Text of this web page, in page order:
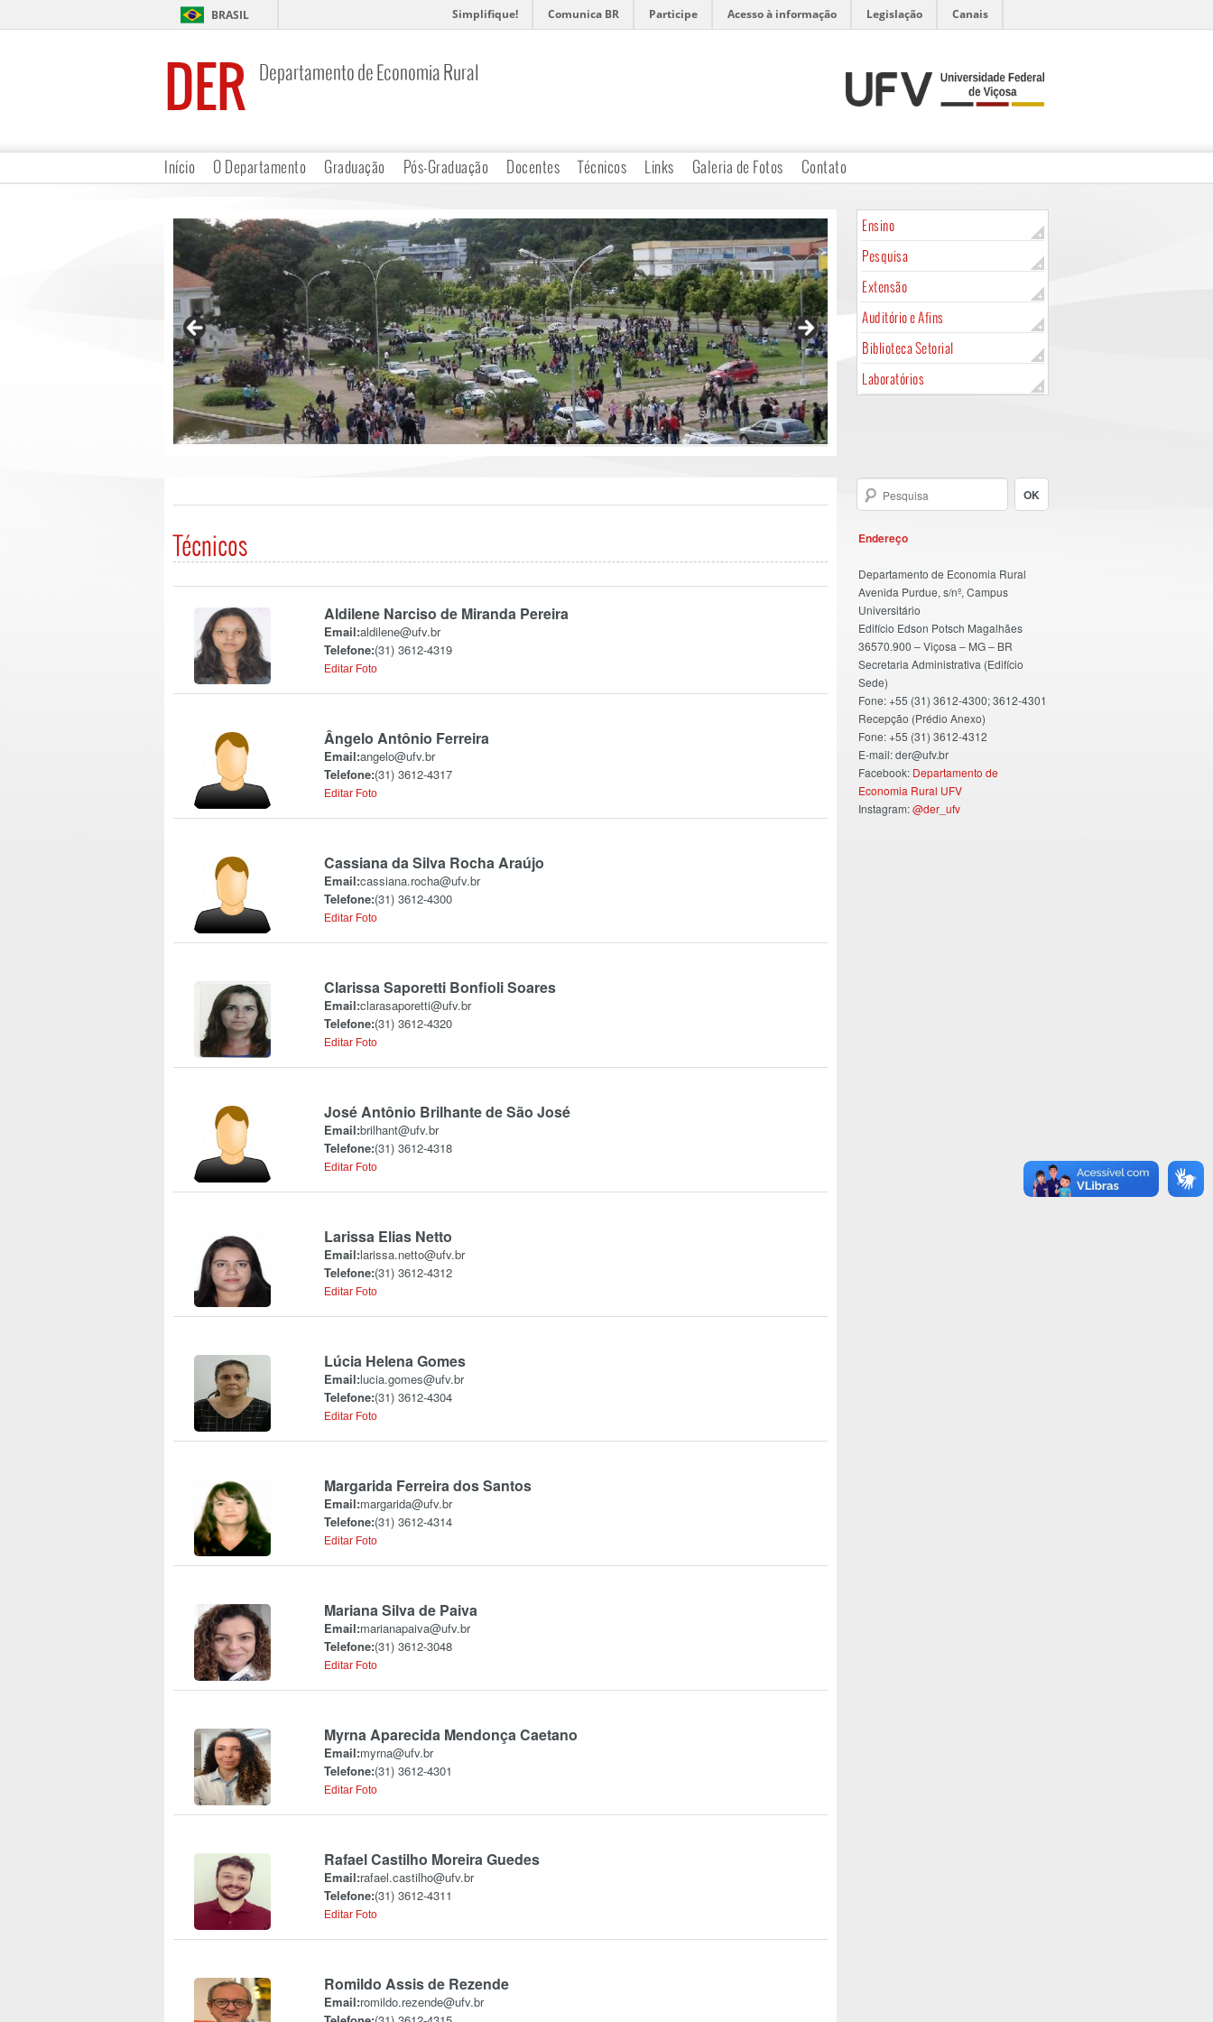
BRASIL Simplifique! Comunica BR Participe Acesso à informação Legislação Canais
DER Departamento de Economia Rural
Início O Departamento Graduação Pós-Graduação Docentes Técnicos Links Galeria de Fotos Contato
Ensino
Pesquisa
Extensão
Auditório e Afins
Biblioteca Setorial
Laboratórios
Endereço
Departamento de Economia Rural
Avenida Purdue, s/nº, Campus
Universitário
Edifício Edson Potsch Magalhães
36570.900 – Viçosa – MG – BR
Secretaria Administrativa (Edifício
Sede)
Fone: +55 (31) 3612-4300; 3612-4301
Recepção (Prédio Anexo)
Fone: +55 (31) 3612-4312
E-mail: der@ufv.br
Facebook: Departamento de
Economia Rural UFV
Instagram:@der_ufv
Técnicos
Aldilene Narciso de Miranda Pereira
Email:aldilene@ufv.br
Telefone:(31) 3612-4319
Editar Foto
Ângelo Antônio Ferreira
Email:angelo@ufv.br
Telefone:(31) 3612-4317
Editar Foto
Cassiana da Silva Rocha Araújo
Email:cassiana.rocha@ufv.br
Telefone:(31) 3612-4300
Editar Foto
Clarissa Saporetti Bonfioli Soares
Email:clarasaporetti@ufv.br
Telefone:(31) 3612-4320
Editar Foto
José Antônio Brilhante de São José
Email:brilhant@ufv.br
Telefone:(31) 3612-4318
Editar Foto
Larissa Elias Netto
Email:larissa.netto@ufv.br
Telefone:(31) 3612-4312
Editar Foto
Lúcia Helena Gomes
Email:lucia.gomes@ufv.br
Telefone:(31) 3612-4304
Editar Foto
Margarida Ferreira dos Santos
Email:margarida@ufv.br
Telefone:(31) 3612-4314
Editar Foto
Mariana Silva de Paiva
Email:marianapaiva@ufv.br
Telefone:(31) 3612-3048
Editar Foto
Myrna Aparecida Mendonça Caetano
Email:myrna@ufv.br
Telefone:(31) 3612-4301
Editar Foto
Rafael Castilho Moreira Guedes
Email:rafael.castilho@ufv.br
Telefone:(31) 3612-4311
Editar Foto
Romildo Assis de Rezende
Email:romildo.rezende@ufv.br